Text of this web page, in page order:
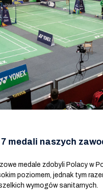
medali naszych
medale zdobyli Polacy w
poziomem, jednak tym
wymogów sanitarnych.